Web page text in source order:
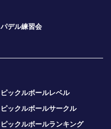
パデル練習会
ピックルボールレベル
ピックルボールサークル
ピックルボールランキング